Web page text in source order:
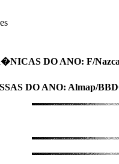
DO ANO: F/
DO ANO: Almap/